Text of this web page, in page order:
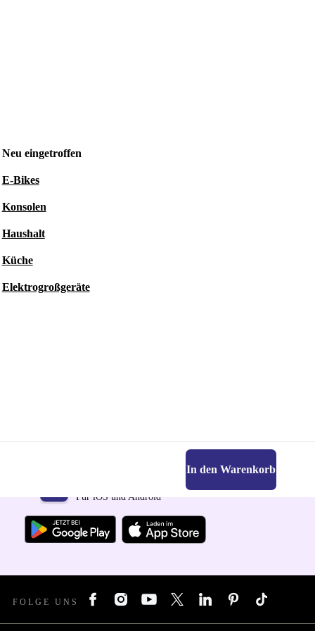
Neu eingetroffen
E-Bikes
Konsolen
Haushalt
Küche
Elektrogroßgeräte
In den Warenkorb
Für iOS und Android
FOLGE UNS